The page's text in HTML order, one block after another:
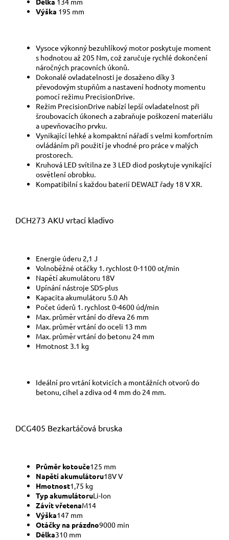
Výška 195 mm
Vysoce výkonný bezuhlíkový motor poskytuje moment
s hodnotou až 205 Nm, což zaručuje rychlé dokončení
náročných pracovních úkonů.
Dokonalé ovladatelnosti je dosaženo díky 3
převodovým stupňům a nastavení hodnoty momentu
pomocí režimu PrecisionDrive.
Režim PrecisionDrive nabízí lepší ovladatelnost při
šroubovacích úkonech a zabraňuje poškození materiálu
a upevňovacího prvku.
Vynikající lehké a kompaktní nářadí s velmi komfortním
ovládáním při použití je vhodné pro práce v malých
prostorech.
Kruhová LED svítilna ze 3 LED diod poskytuje vynikající
osvětlení obrobku.
Kompatibilní s každou baterií DEWALT řady 18 V XR.
DCH273 AKU vrtací kladivo
Energie úderu 2,1 J
Volnoběžné otáčky 1. rychlost 0-1100 ot/min
Napětí akumulátoru 18V
Upínání nástroje SDS-plus
Kapacita akumulátoru 5.0 Ah
Počet úderů 1. rychlost 0-4600 úd/min
Max. průměr vrtání do dřeva 26 mm
Max. průměr vrtání do oceli 13 mm
Max. průměr vrtání do betonu 24 mm
Hmotnost 3.1 kg
Ideální pro vrtání kotvicích a montážních otvorů do
betonu, cihel a zdiva od 4 mm do 24 mm.
DCG405 Bezkartáčová bruska
Průměr kotouče125 mm
Napětí akumulátoru18V V
Hmotnost1,75 kg
Typ akumulátoruLi-Ion
Závit vřetenaM14
Výška147 mm
Otáčky na prázdno9000 min
Délka310 mm